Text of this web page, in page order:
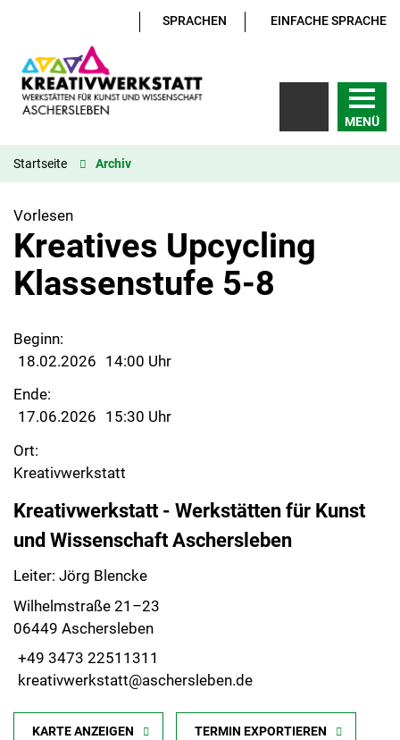
SPRACHEN EINFACHE SPRACHE
MENÜ
Startseite Archiv
Vorlesen
Kreatives Upcycling
Klassenstufe 5-8
Beginn:
18.02.2026 14:00 Uhr
Ende:
17.06.2026 15:30 Uhr
Ort:
Kreativwerkstatt
Kreativwerkstatt - Werkstätten für Kunst
und Wissenschaft Aschersleben
Leiter: Jörg Blencke
Wilhelmstraße 21–23
06449 Aschersleben
+49 3473 22511311
kreativwerkstatt@aschersleben.de
KARTE ANZEIGEN TERMIN EXPORTIEREN